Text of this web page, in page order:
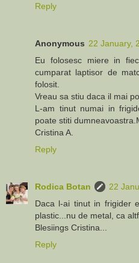
Reply
Anonymous 22 January,
Eu folosesc miere in
cumparat laptisor de
folosit.
Vreau sa stiu daca il mai
L-am tinut numai in
poate stiti
Cristina A.
Reply
Rodica Botan
22
Daca l-ai tinut in frigider
plastic...nu de metal, ca
Blesiings Cristina...
Reply